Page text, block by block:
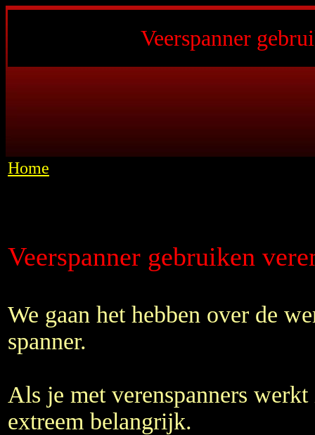
Veerspanner
Home
Veerspanner gebruiken
We gaan het hebben over de
spanner.
Als je met verenspanners
extreem belangrijk.